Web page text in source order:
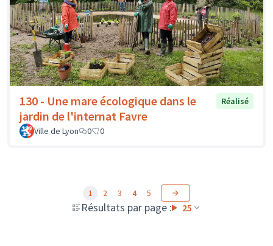
130 - Une mare écologique dans le
jardin de l'internat Favre
Réalisé
Ville de Lyon 0 0
Résultats par page : 25
1 2 3 4 5